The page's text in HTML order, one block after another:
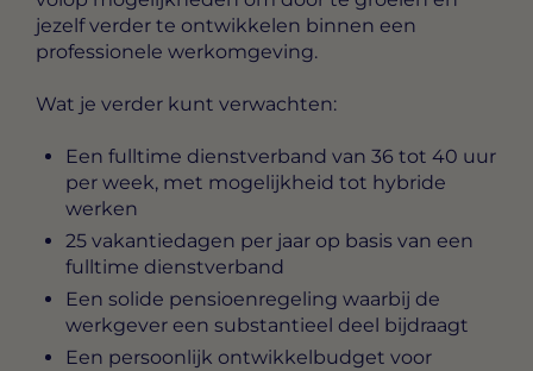
jezelf verder te ontwikkelen binnen een
professionele werkomgeving.
Wat je verder kunt verwachten:
Een fulltime dienstverband van 36 tot 40 uur
per week, met mogelijkheid tot hybride
werken
25 vakantiedagen per jaar op basis van een
fulltime dienstverband
Een solide pensioenregeling waarbij de
werkgever een substantieel deel bijdraagt
Een persoonlijk ontwikkelbudget voor